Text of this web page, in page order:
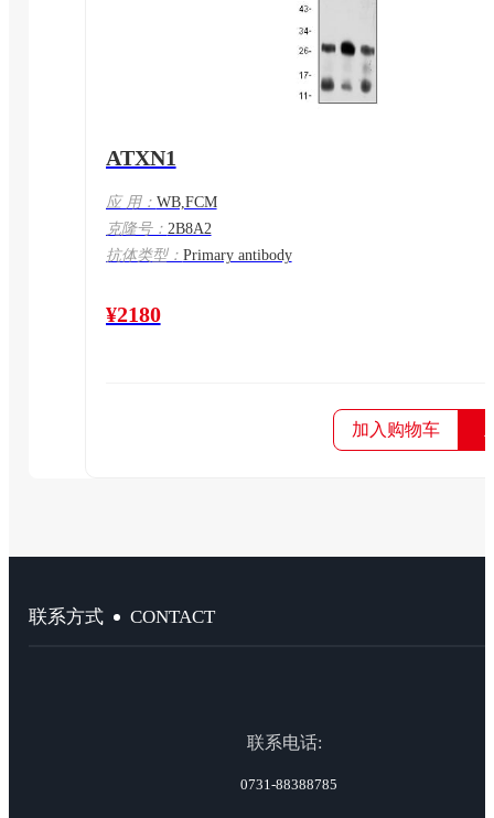
ATXN1
应 用： WB,FCM
克隆号： 2B8A2
抗体类型： Primary antibody
¥2180
加入购物车
联系方式 CONTACT
联系电话:
0731-88388785